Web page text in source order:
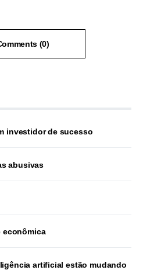
(0)
investidor de sucesso
abusivas
econômica
artificial estão mudando